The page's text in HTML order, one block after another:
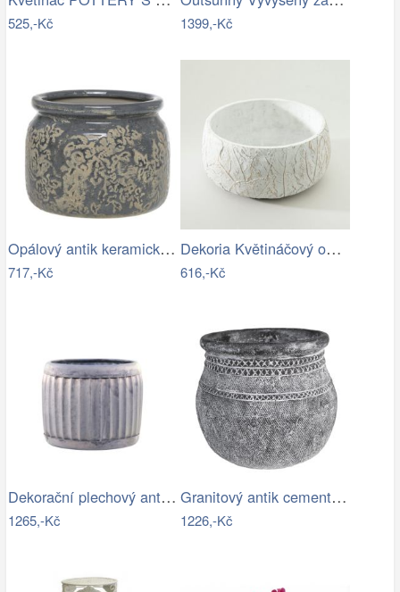
525,-Kč 1399,-Kč
Opálový antik keramický obal na…
717,-Kč
Dekoria Květináčový obal Leaf I…
616,-Kč
Dekorační plechový antik obal na…
1265,-Kč
Granitový antik cementový obal na…
1226,-Kč